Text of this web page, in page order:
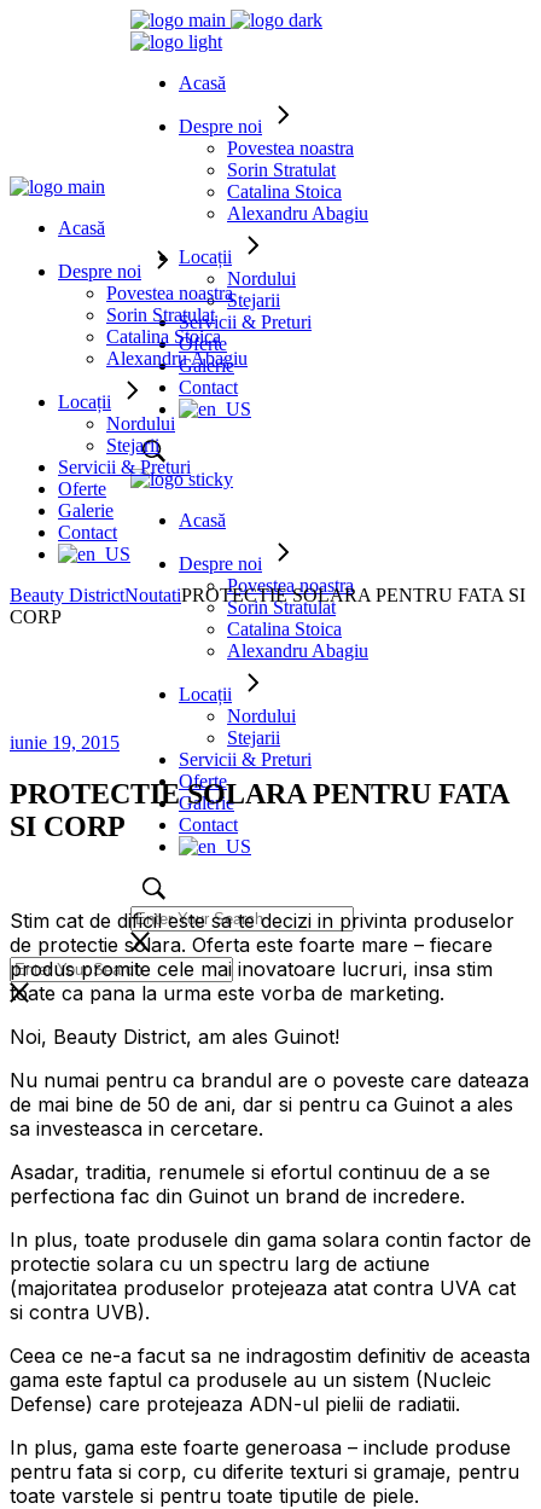
Acasă
Despre noi
Povestea noastra
Sorin Stratulat
Catalina Stoica
Alexandru Abagiu
Locații
Nordului
Stejarii
Servicii & Preturi
Oferte
Galerie
Contact
Acasă
Despre noi
Povestea noastra
Sorin Stratulat
Catalina Stoica
Alexandru Abagiu
Locații
Nordului
Stejarii
Servicii & Preturi
Oferte
Galerie
Contact
Acasă
Despre noi
Povestea noastra
Sorin Stratulat
Catalina Stoica
Alexandru Abagiu
Locații
Nordului
Stejarii
Servicii & Preturi
Oferte
Galerie
Contact
Beauty DistrictNoutatiPROTECTIE SOLARA PENTRU FATA SI
CORP
iunie 19, 2015
PROTECTIE SOLARA PENTRU FATA
SI CORP
Stim cat de dificil este sa te decizi in privinta produselor
de protectie solara. Oferta este foarte mare – fiecare
produs promite cele mai inovatoare lucruri, insa stim
toate ca pana la urma este vorba de marketing.
Noi, Beauty District, am ales Guinot!
Nu numai pentru ca brandul are o poveste care dateaza
de mai bine de 50 de ani, dar si pentru ca Guinot a ales
sa investeasca in cercetare.
Asadar, traditia, renumele si efortul continuu de a se
perfectiona fac din Guinot un brand de incredere.
In plus, toate produsele din gama solara contin factor de
protectie solara cu un spectru larg de actiune
(majoritatea produselor protejeaza atat contra UVA cat
si contra UVB).
Ceea ce ne-a facut sa ne indragostim definitiv de aceasta
gama este faptul ca produsele au un sistem (Nucleic
Defense) care protejeaza ADN-ul pielii de radiatii.
In plus, gama este foarte generoasa – include produse
pentru fata si corp, cu diferite texturi si gramaje, pentru
toate varstele si pentru toate tiputile de piele.